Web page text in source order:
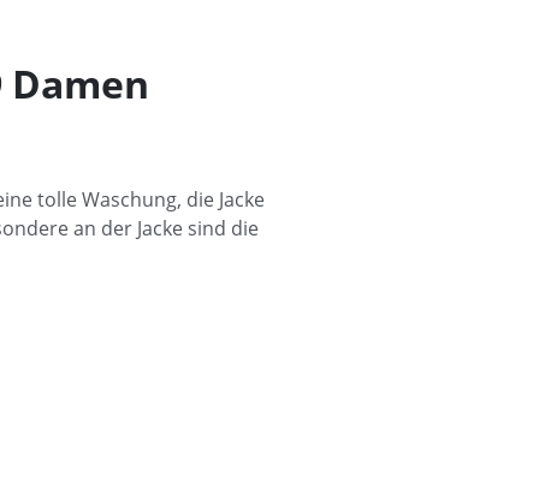
tolle Waschung, die Jacke
an der Jacke sind die